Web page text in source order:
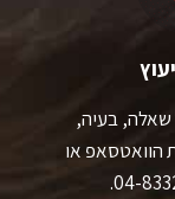
שאלה, בעיה,
הוואטסאפ או